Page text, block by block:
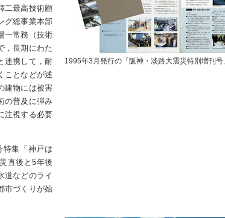
二最高技術顧
グ総事業本部
一常務（技術
，長期にわた
連携して，耐
ことなどが述
建物には被害
の普及に弾み
注視する必要
特集「神戸は
直後と5年後
道などのライ
市づくりが始
1995年3月発行の「阪神・淡路大震災特別増刊号